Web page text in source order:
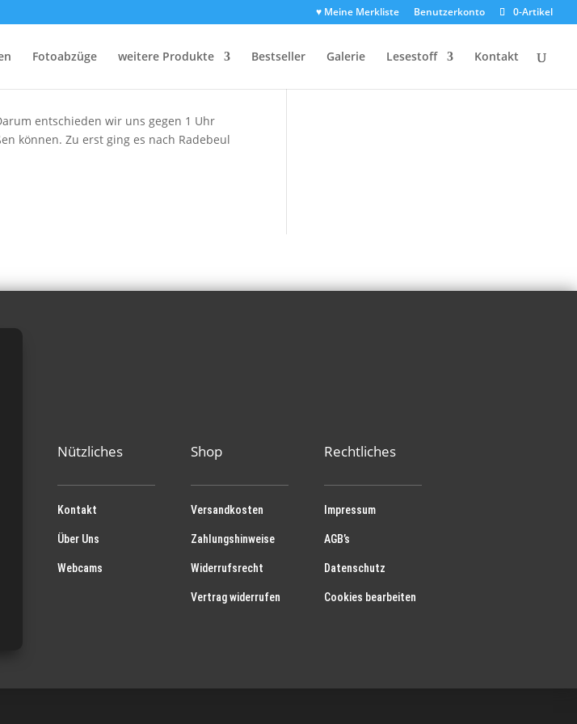
♥ Meine Merkliste Benutzerkonto 0-Artikel
Fotoabzüge weitere Produkte Bestseller Galerie Lesestoff Kontakt
entschieden wir uns gegen 1 Uhr
können. Zu erst ging es nach Radebeul
Nützliches
Kontakt
Über Uns
Webcams
Shop
Versandkosten
Zahlungshinweise
Widerrufsrecht
Vertrag widerrufen
Rechtliches
Impressum
AGB’s
Datenschutz
Cookies bearbeiten